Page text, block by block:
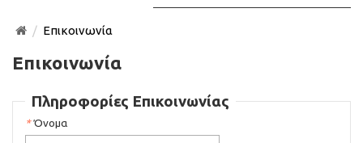
Επικοινωνία
Επικοινωνία
Πληροφορίες Επικοινωνίας
* Όνομα